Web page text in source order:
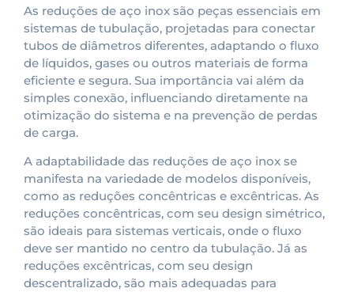
As reduções de aço inox são peças essenciais em
sistemas de tubulação, projetadas para conectar
tubos de diâmetros diferentes, adaptando o fluxo
de líquidos, gases ou outros materiais de forma
eficiente e segura. Sua importância vai além da
simples conexão, influenciando diretamente na
otimização do sistema e na prevenção de perdas
de carga.
A adaptabilidade das reduções de aço inox se
manifesta na variedade de modelos disponíveis,
como as reduções concêntricas e excêntricas. As
reduções concêntricas, com seu design simétrico,
são ideais para sistemas verticais, onde o fluxo
deve ser mantido no centro da tubulação. Já as
reduções excêntricas, com seu design
descentralizado, são mais adequadas para